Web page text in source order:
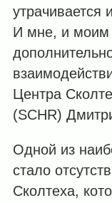
утрачивается
И мне, и моим
Центра
(SCHR)
Одной из
стало
Сколтеха,